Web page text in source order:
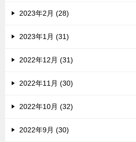
2023年2月 (28)
2023年1月 (31)
2022年12月 (31)
2022年11月 (30)
2022年10月 (32)
2022年9月 (30)